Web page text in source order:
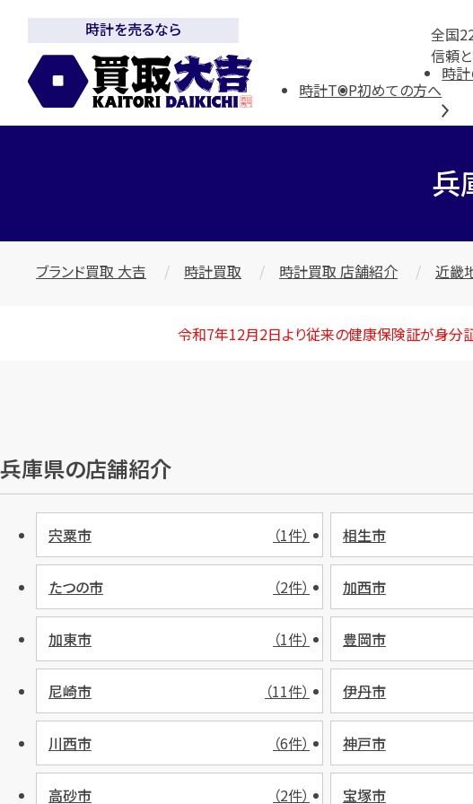
全国
信頼
時計を売るなら
時計TOP初めての方へ
時計
兵
ブランド買取 大吉 時計買取 時計買取 店舗紹介 近畿
令和7年12月2日より従来の健康保険証が身分
兵庫県の店舗紹介
宍粟市 （1件） 相生市
たつの市 （2件） 加西市
加東市 （1件） 豊岡市
尼崎市 （11件） 伊丹市
川西市 （6件） 神戸市
高砂市 （2件） 宝塚市